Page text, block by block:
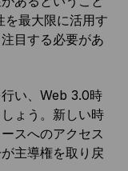
を最大限に活用す
目する必要があ
い、Web 3.0時
ょう。新しい時
スへのアクセス
が主導権を取り戻